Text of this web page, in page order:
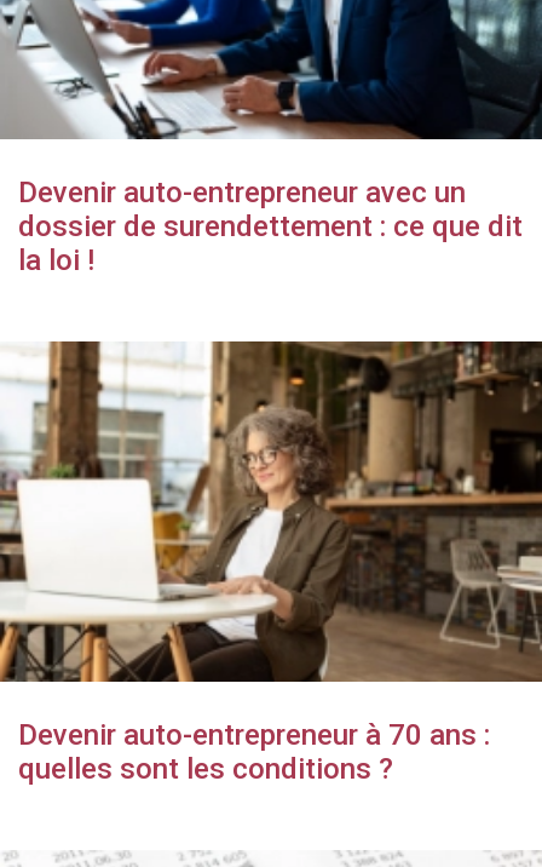
Devenir auto-entrepreneur avec un
dossier de surendettement : ce que dit
la loi !
Devenir auto-entrepreneur à 70 ans :
quelles sont les conditions ?